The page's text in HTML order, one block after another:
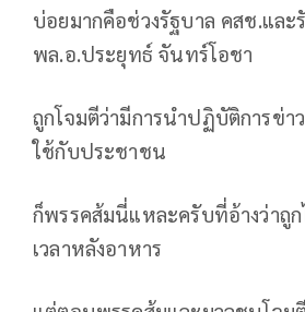
บ่อยมากคือช่วงรัฐบาล คสช.และ
พล.อ.ประยุทธ์ จันทร์โอชา
ถูกโจมตีว่ามีการนำปฏิบัติการข่า
ใช้กับประชาชน
ก็พรรคส้มนี่แหละครับที่อ้างว่าถู
เวลาหลังอาหาร